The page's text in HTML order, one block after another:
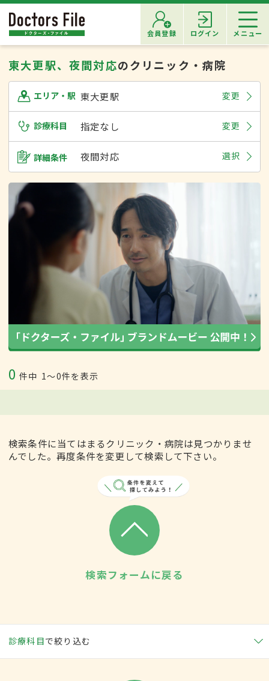
会員登録 ログイン メニュー
東大更駅、夜間対応のクリニック・病院
エリア・駅 東大更駅 変更
診療科目 指定なし 変更
詳細条件 夜間対応 選択
0 件中 1〜0件を表示
検索条件に当てはまるクリニック・病院は見つかりませ
んでした。再度条件を変更して検索して下さい。
検索フォームに戻る
診療科目で絞り込む